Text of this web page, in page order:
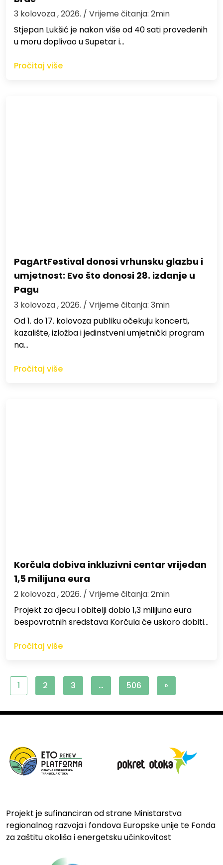
3 kolovoza , 2026. / Vrijeme čitanja: 2min
St​jepan Lukšić je nakon više od 40 sati provedenih
u moru doplivao u Supetar i…
Pročitaj više
PagArtFestival donosi vrhunsku glazbu i
umjetnost: Evo što donosi 28. izdanje u
Pagu
3 kolovoza , 2026. / Vrijeme čitanja: 3min
Od 1. do 17. kolovoza publiku očekuju koncerti,
kazalište, izložba i jedinstveni umjetnički program
na…
Pročitaj više
Korčula dobiva inkluzivni centar vrijedan
1,5 milijuna eura
2 kolovoza , 2026. / Vrijeme čitanja: 2min
Projekt za djecu i obitelji dobio 1,3 milijuna eura
bespovratnih sredstava Korčula će uskoro dobiti…
Pročitaj više
1 2 3 … 506 »
Projekt je sufinanciran od strane Ministarstva
regionalnog razvoja i fondova Europske unije te Fonda
za zaštitu okoliša i energetsku učinkovitost